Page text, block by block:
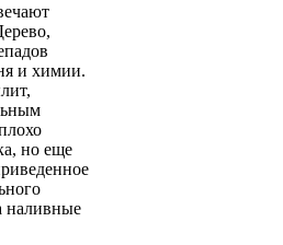
и химии.
но еще
наливные